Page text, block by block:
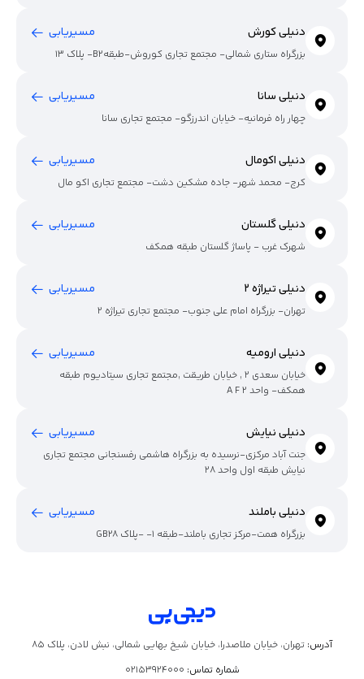
دنیلی کورش مسیریابی
بزرگراه ستاری شمالی- مجتمع تجاری کوروش-طبقهB2- پلاک 13
دنیلی سانا مسیریابی
چهار راه فرمانیه- خیابان اندرزگو- مجتمع تجاری سانا
دنیلی اکومال مسیریابی
کرج- محمد شهر- جاده مشکین دشت- مجتمع تجاری اکو مال
دنیلی گلستان مسیریابی
شهرک غرب - پاساژ گلستان طبقه همکف
دنیلی تیراژه 2 مسیریابی
تهران- بزرگراه امام علی جنوب- مجتمع تجاری تیراژه 2
دنیلی ارومیه مسیریابی
خیابان سعدی 2 , خیابان طریقت ,مجتمع تجاری سیتادیوم طبقه
همکف- واحد A F 2
دنیلی نیایش مسیریابی
جنت آباد مرکزی-نرسیده به بزرگراه هاشمی رفسنجانی مجتمع تجاری
نیایش طبقه اول واحد 28
دنیلی باملند مسیریابی
بزرگراه همت-مرکز تجاری باملند-طبقه 1- -پلاک GB28
آدرس: تهران، خیابان ملاصدرا، خیابان شیخ بهایی شمالی، نبش لادن، پلاک ۸۵
شماره تماس: 02153924000